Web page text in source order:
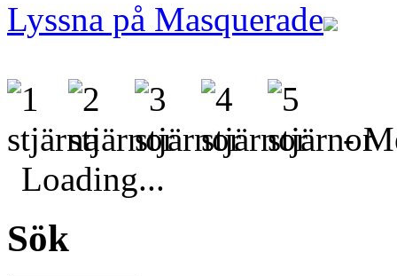
Lyssna på Masquerade
-
Loading...
Sök